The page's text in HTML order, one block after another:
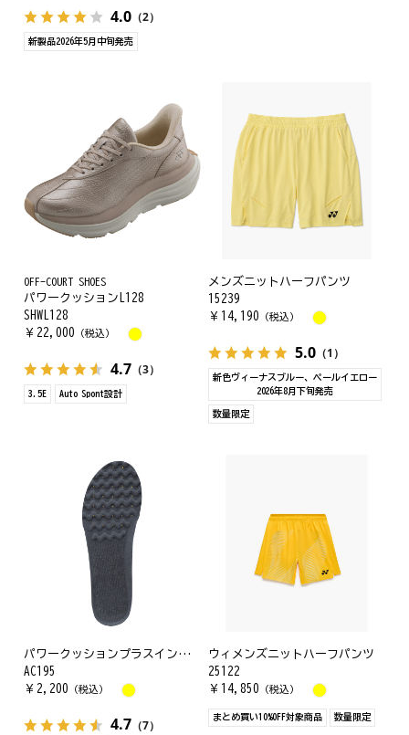
4.0 （2）
新製品2026年5月中旬発売
OFF-COURT SHOES
パワークッションL128
SHWL128
￥ 22,000 （税込）
4.7 （3）
3.5E Auto Spont設計
メンズニットハーフパンツ
15239
￥ 14,190 （税込）
5.0（1）
新色ヴィーナスブルー、ペールイエロー
2026年8月下旬発売
数量限定
パワークッションプラスインソール
AC195
￥ 2,200 （税込）
4.7 （7）
ウィメンズニットハーフパンツ
25122
￥ 14,850 （税込）
まとめ買い10%OFF対象商品 数量限定